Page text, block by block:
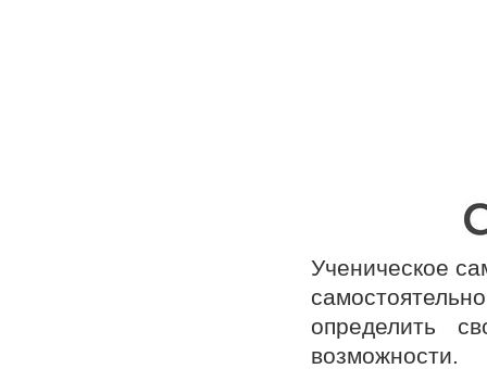
Ученическое
определить
возможности.